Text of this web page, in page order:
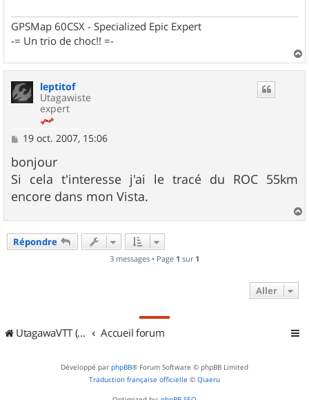
GPSMap 60CSX - Specialized Epic Expert
-= Un trio de choc!! =-
a
leptitof
Utagawiste
expert
M
s
s
a
g
e
19 oct. 2007, 15:06
bonjour
Si cela t'interesse j'ai le tracé du ROC 55km
encore dans mon Vista.
a
Répondre
3 messages • Page 1 sur 1
Aller
UtagawaVTT (Randos VTT et VTTAE avec traces GPS) Accueil forum
Développé par phpBB® Forum Software © phpBB Limited
Traduction française officielle © Qiaeru